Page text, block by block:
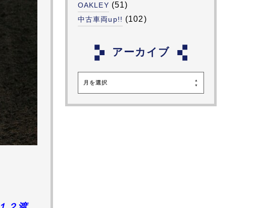
OAKLEY (51)
中古車両up!! (102)
アーカイブ
月を選択